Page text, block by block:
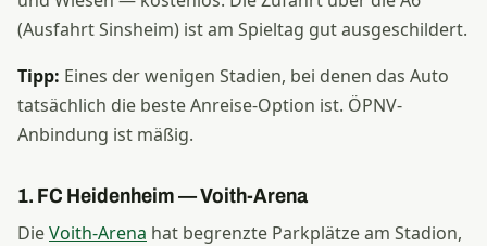
(Ausfahrt Sinsheim) ist am Spieltag gut ausgeschildert.
Tipp: Eines der wenigen Stadien, bei denen das Auto
tatsächlich die beste Anreise-Option ist. ÖPNV-
Anbindung ist mäßig.
1. FC Heidenheim — Voith-Arena
DieVoith-Arena hat begrenzte Parkplätze am Stadion,